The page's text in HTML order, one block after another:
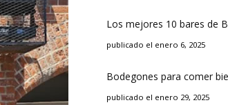
Los mejores 10 bares de
publicado el enero 6, 2025
Bodegones para comer
publicado el enero 29, 2025